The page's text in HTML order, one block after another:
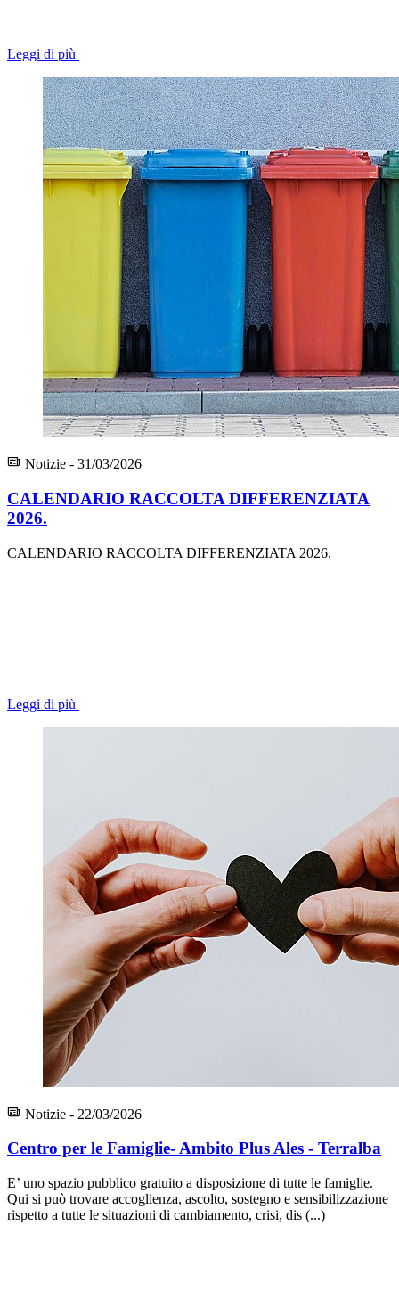
Leggi di più
Notizie - 31/03/2026
CALENDARIO RACCOLTA DIFFERENZIATA
2026.
CALENDARIO RACCOLTA DIFFERENZIATA 2026.
Leggi di più
Notizie - 22/03/2026
Centro per le Famiglie- Ambito Plus Ales - Terralba
E’ uno spazio pubblico gratuito a disposizione di tutte le famiglie.
Qui si può trovare accoglienza, ascolto, sostegno e sensibilizzazione
rispetto a tutte le situazioni di cambiamento, crisi, dis (...)